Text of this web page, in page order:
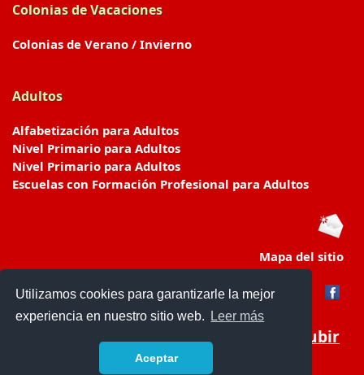
Utilizamos cookies para garantizarle la mejor
experiencia en nuestro sitio web.
Leer más
Aceptar
Colonias de Vacaciones
Colonias de Verano / Invierno
Adultos
Alfabetización para Adultos
Nivel Primario para Adultos
Nivel Primario para Adultos
Escuelas con Formación Profesional para Adultos
Mapa del sitio
Subir